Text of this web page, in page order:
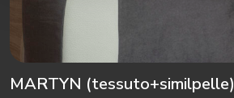
MARTYN (tessuto+similpelle)